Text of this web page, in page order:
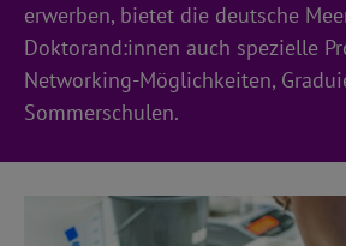
erwerben, bietet die deutsche
Doktorand:innen auch spezielle
Networking-Möglichkeiten,
Sommerschulen.